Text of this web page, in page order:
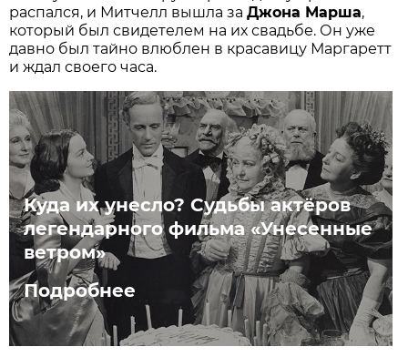
распался, и Митчелл вышла заДжона Марша,
который был свидетелем на их свадьбе. Он уже
давно был тайно влюблен в красавицу Маргаретт
и ждал своего часа.
Куда их унесло? Судьбы актёров
легендарного фильма «Унесенные
ветром»
Подробнее